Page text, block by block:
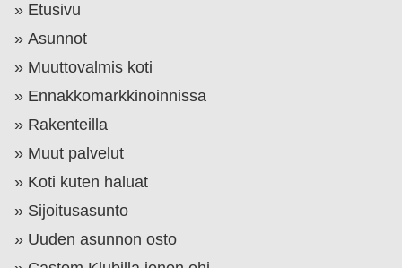
Etusivu
Asunnot
Muuttovalmis koti
Ennakkomarkkinoinnissa
Rakenteilla
Muut palvelut
Koti kuten haluat
Sijoitusasunto
Uuden asunnon osto